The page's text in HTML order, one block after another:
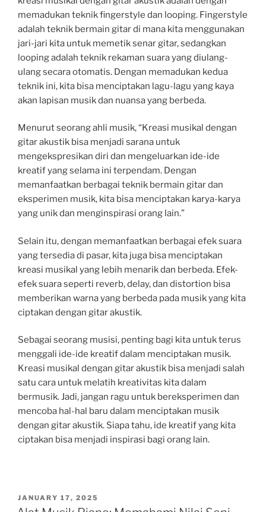
memadukan teknik fingerstyle dan looping. Fingerstyle
adalah teknik bermain gitar di mana kita menggunakan
jari-jari kita untuk memetik senar gitar, sedangkan
looping adalah teknik rekaman suara yang diulang-
ulang secara otomatis. Dengan memadukan kedua
teknik ini, kita bisa menciptakan lagu-lagu yang kaya
akan lapisan musik dan nuansa yang berbeda.
Menurut seorang ahli musik, “Kreasi musikal dengan
gitar akustik bisa menjadi sarana untuk
mengekspresikan diri dan mengeluarkan ide-ide
kreatif yang selama ini terpendam. Dengan
memanfaatkan berbagai teknik bermain gitar dan
eksperimen musik, kita bisa menciptakan karya-karya
yang unik dan menginspirasi orang lain.”
Selain itu, dengan memanfaatkan berbagai efek suara
yang tersedia di pasar, kita juga bisa menciptakan
kreasi musikal yang lebih menarik dan berbeda. Efek-
efek suara seperti reverb, delay, dan distortion bisa
memberikan warna yang berbeda pada musik yang kita
ciptakan dengan gitar akustik.
Sebagai seorang musisi, penting bagi kita untuk terus
menggali ide-ide kreatif dalam menciptakan musik.
Kreasi musikal dengan gitar akustik bisa menjadi salah
satu cara untuk melatih kreativitas kita dalam
bermusik. Jadi, jangan ragu untuk bereksperimen dan
mencoba hal-hal baru dalam menciptakan musik
dengan gitar akustik. Siapa tahu, ide kreatif yang kita
ciptakan bisa menjadi inspirasi bagi orang lain.
POSTED
ON
JANUARY 17, 2025